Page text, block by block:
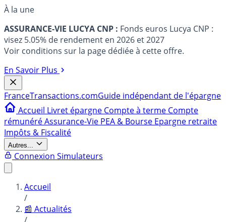
À la une
ASSURANCE-VIE LUCYA CNP : Fonds euros Lucya CNP :
visez 5.05% de rendement en 2026 et 2027
Voir conditions sur la page dédiée à cette offre.
En Savoir Plus
FranceTransactions.comGuide indépendant de l'épargne
Accueil Livret épargne Compte à terme Compte
rémunéréAssurance-Vie PEA & Bourse Epargne retraite
Impôts & Fiscalité
Autres...
Connexion Simulateurs
Accueil
/
📰 Actualités